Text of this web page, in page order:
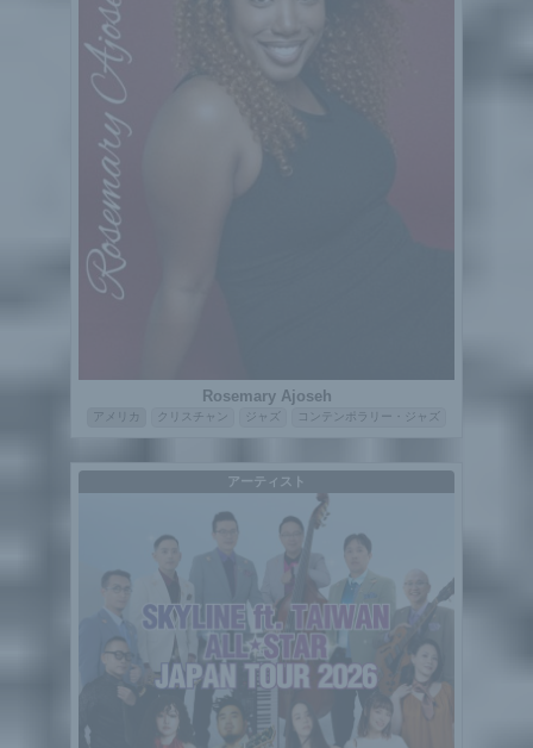
Rosemary Ajoseh
アメリカ クリスチャン ジャズ コンテンポラリー・ジャズ
アーティスト